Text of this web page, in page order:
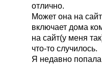
отлично.
Может она на
включает дома
на сайт(у меня
что-то случилось.
Я недавно попала